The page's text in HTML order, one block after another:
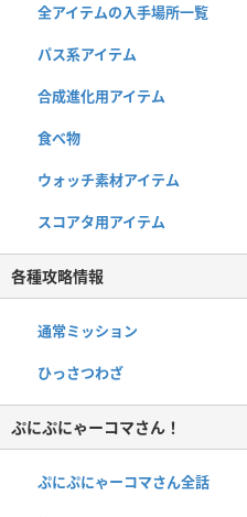
全アイテムの入手場所一覧
パス系アイテム
合成進化用アイテム
食べ物
ウォッチ素材アイテム
スコアタ用アイテム
各種攻略情報
通常ミッション
ひっさつわざ
ぷにぷにゃーコマさん！
ぷにぷにゃーコマさん全話